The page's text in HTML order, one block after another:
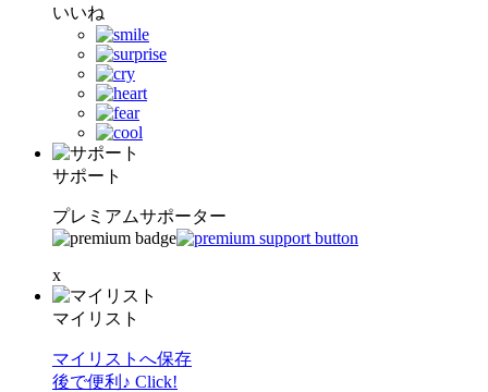
いいね
サポート
プレミアムサポーター
x
マイリスト
マイリストへ保存
後で便利♪ Click!